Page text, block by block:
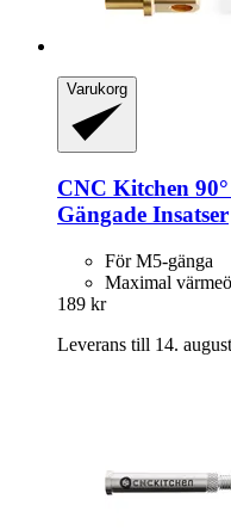
Varukorg
CNC Kitchen
Gängade Insatser
För M5-gänga
Maximal
189 kr
Leverans till 14.